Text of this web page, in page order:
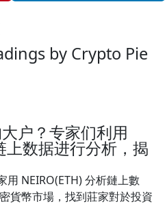
by Crypto Pie
户？专家们利用
上数据进行分析，揭
NEIRO(ETH) 分析鏈上數
貨幣市場，找到莊家對於投資